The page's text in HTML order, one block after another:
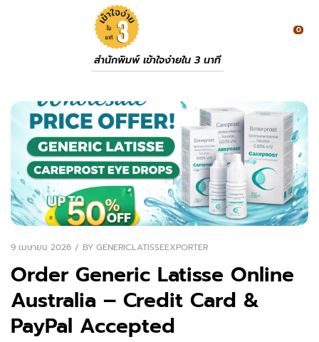
สำนักพิมพ์ เข้าใจง่ายใน 3 นาที
0
9 เมษายน 2026 BY GENERICLATISSEEXPORTER
Order Generic Latisse Online
Australia – Credit Card &
PayPal Accepted